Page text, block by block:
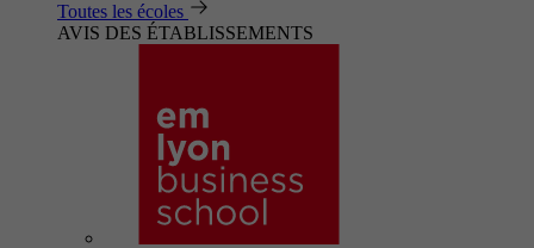
Toutes les écoles
AVIS DES ÉTABLISSEMENTS